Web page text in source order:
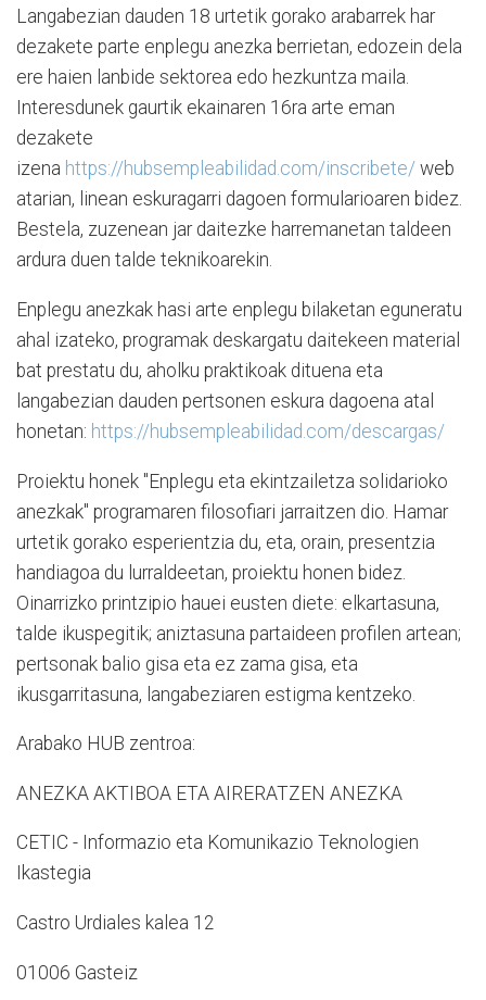
Langabezian dauden 18 urtetik gorako arabarrek har
dezakete parte enplegu anezka berrietan, edozein dela
ere haien lanbide sektorea edo hezkuntza maila.
Interesdunek gaurtik ekainaren 16ra arte eman
dezakete
izena https://hubsempleabilidad.com/inscribete/ web
atarian, linean eskuragarri dagoen formularioaren bidez.
Bestela, zuzenean jar daitezke harremanetan taldeen
ardura duen talde teknikoarekin.
Enplegu anezkak hasi arte enplegu bilaketan eguneratu
ahal izateko, programak deskargatu daitekeen material
bat prestatu du, aholku praktikoak dituena eta
langabezian dauden pertsonen eskura dagoena atal
honetan: https://hubsempleabilidad.com/descargas/
Proiektu honek "Enplegu eta ekintzailetza solidarioko
anezkak" programaren filosofiari jarraitzen dio. Hamar
urtetik gorako esperientzia du, eta, orain, presentzia
handiagoa du lurraldeetan, proiektu honen bidez.
Oinarrizko printzipio hauei eusten diete: elkartasuna,
talde ikuspegitik; aniztasuna partaideen profilen artean;
pertsonak balio gisa eta ez zama gisa, eta
ikusgarritasuna, langabeziaren estigma kentzeko.
Arabako HUB zentroa:
ANEZKA AKTIBOA ETA AIRERATZEN ANEZKA
CETIC - Informazio eta Komunikazio Teknologien
Ikastegia
Castro Urdiales kalea 12
01006 Gasteiz